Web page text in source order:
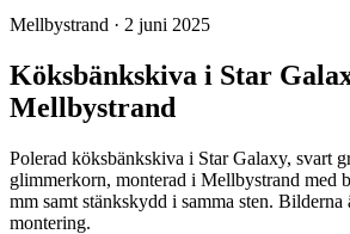
Mellbystrand · 2 juni 2025
Köksbänkskiva i Star
Mellbystrand
Polerad köksbänkskiva i Star Galaxy, svart
glimmerkorn, monterad i Mellbystrand med
mm samt stänkskydd i samma sten. Bilderna
montering.